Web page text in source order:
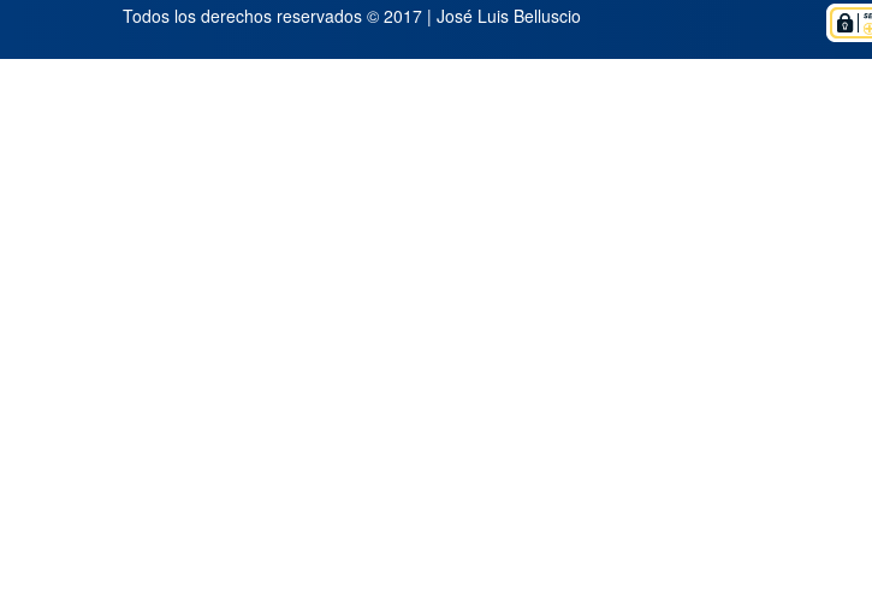
Todos los derechos reservados © 2017 | José Luis Belluscio